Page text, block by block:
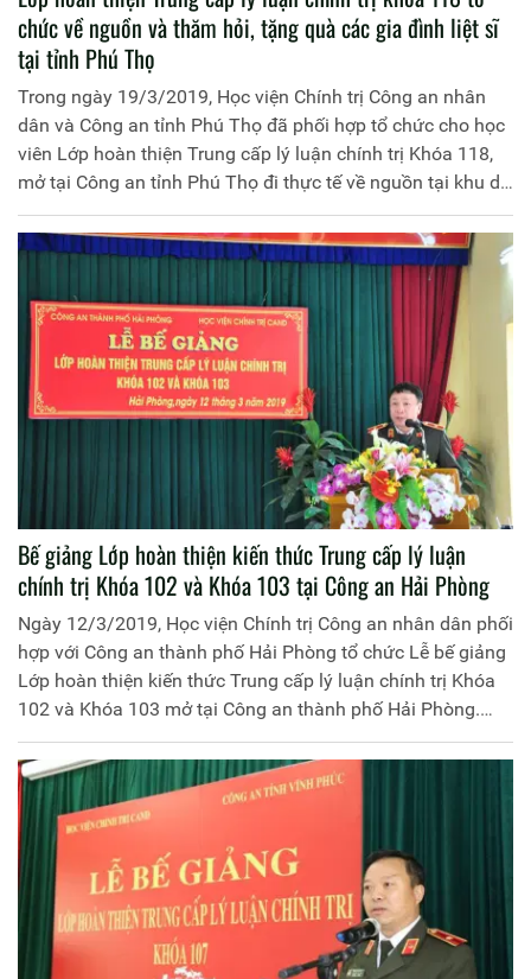
chức về nguồn và thăm hỏi, tặng quà các gia đình liệt sĩ
tại tỉnh Phú Thọ
Trong ngày 19/3/2019, Học viện Chính trị Công an nhân
dân và Công an tỉnh Phú Thọ đã phối hợp tổ chức cho học
viên Lớp hoàn thiện Trung cấp lý luận chính trị Khóa 118,
mở tại Công an tỉnh Phú Thọ đi thực tế về nguồn tại khu di
tích lịch sử quốc gia đặc biệt Đền Hùng (Phú Thọ) và thăm
hỏi, tặng quà các gia đình chính sách trên địa bàn thành
phố Việt Trì, Phú Thọ.
Bế giảng Lớp hoàn thiện kiến thức Trung cấp lý luận
chính trị Khóa 102 và Khóa 103 tại Công an Hải Phòng
Ngày 12/3/2019, Học viện Chính trị Công an nhân dân phối
hợp với Công an thành phố Hải Phòng tổ chức Lễ bế giảng
Lớp hoàn thiện kiến thức Trung cấp lý luận chính trị Khóa
102 và Khóa 103 mở tại Công an thành phố Hải Phòng.
Đồng chí Thiếu tướng Dương Như Hồng, Phó Giám đốc
Học viện Chính trị Công an nhân dân chủ trì buổi lễ. Tham
dự còn có: Đồng chí Đại tá Mai Xuân Thắng, Phó Giám đốc
Công an thành phố Hải Phòng; đại diện lãnh đạo một số
đơn vị thuộc Học viện Chính trị Công an nhân dân, Công an
thành phố Hải Phòng cùng 203 học viên 02 lớp học.